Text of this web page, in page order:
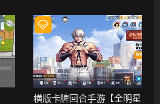
横版卡牌回合手游【全明星